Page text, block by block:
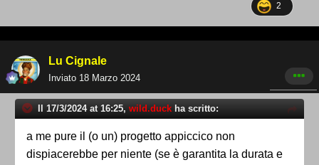
2
Lu Cignale
Inviato 18 Marzo 2024
Il 17/3/2024 at 16:25, wild.duck ha scritto:
a me pure il (o un) progetto appiccico non
dispiacerebbe per niente (se è garantita la durata e